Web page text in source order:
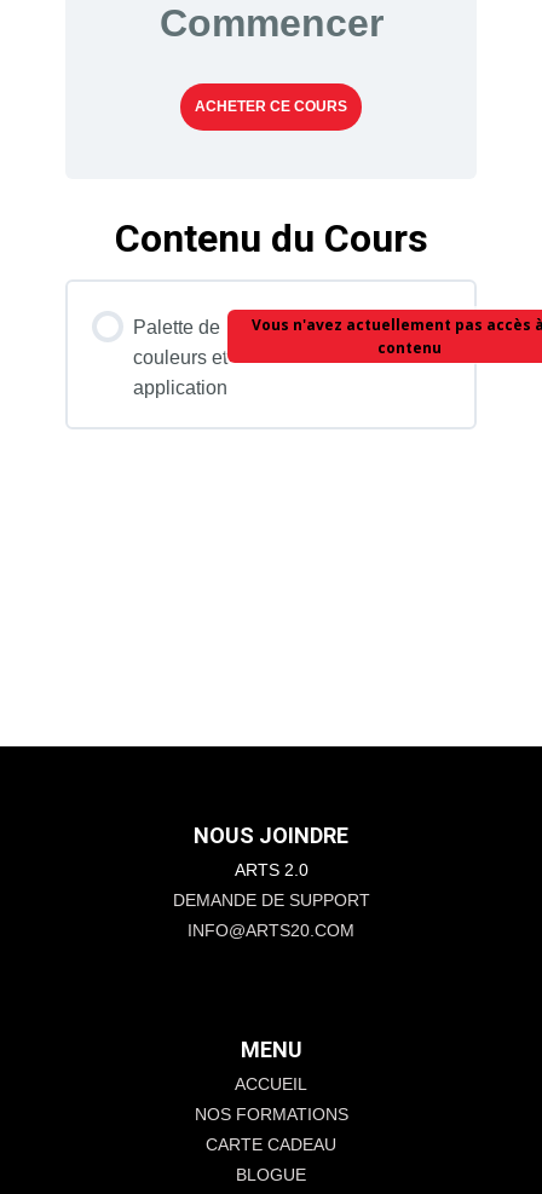
Commencer
ACHETER CE COURS
Contenu du Cours
Palette de
couleurs et
application
Vous n'avez actuellement pas accès
contenu
NOUS JOINDRE
ARTS 2.0
DEMANDE DE SUPPORT
INFO@ARTS20.COM
MENU
ACCUEIL
NOS FORMATIONS
CARTE CADEAU
BLOGUE